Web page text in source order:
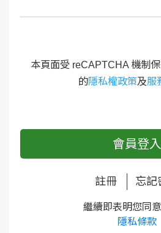
本頁面受 reCAPTCHA 機制
的隱私權政策及服
會員登入
註冊 忘記
繼續即表明您同
隱私條款